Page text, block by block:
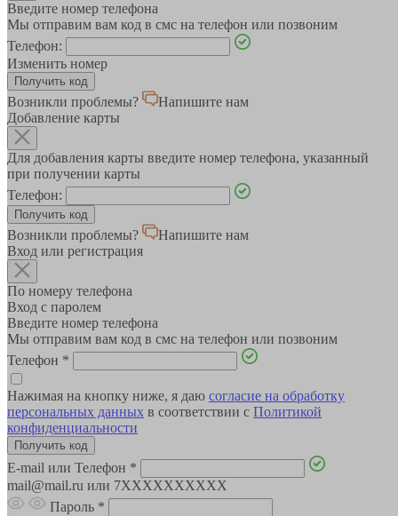
Введите номер телефона
Мы отправим вам код в смс на телефон или позвоним
Телефон:
Изменить номер
Возникли проблемы?
Напишите нам
Добавление карты
Для добавления карты введите номер телефона, указанный
при получении карты
Телефон:
Возникли проблемы?
Напишите нам
Вход или регистрация
По номеру телефона
Вход с паролем
Введите номер телефона
Мы отправим вам код в смс на телефон или позвоним
Телефон *
Нажимая на кнопку ниже, я даю согласие на обработку
персональных данных в соответствии с Политикой
конфиденциальности
E-mail или Телефон *
mail@mail.ru или 7XXXXXXXXXX
Пароль *